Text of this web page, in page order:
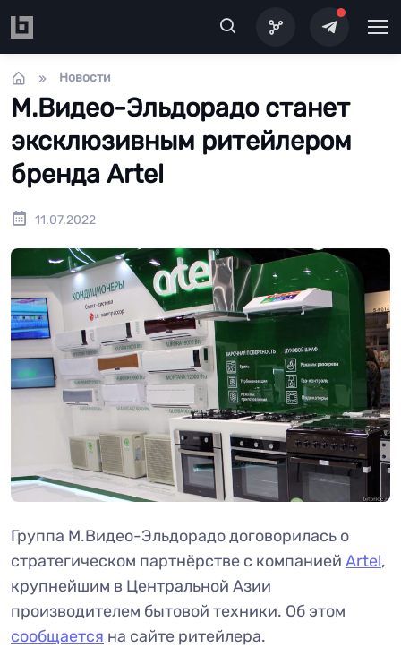
Новости
М.Видео-Эльдорадо станет
эксклюзивным ритейлером
бренда Artel
11.07.2022
Группа М.Видео-Эльдорадо договорилась о
стратегическом партнёрстве с компанией Artel,
крупнейшим в Центральной Азии
производителем бытовой техники. Об этом
сообщается на сайте ритейлера.